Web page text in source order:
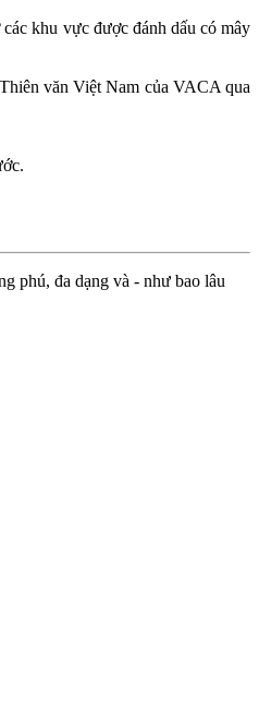
khu vực được đánh dấu có mây
văn Việt Nam của VACA qua
phú, đa dạng và - như bao lâu